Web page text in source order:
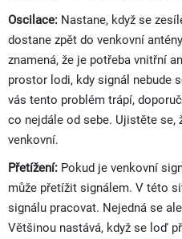
Oscilace: Nastane, když se
dostane zpět do venkovní
znamená, že je potřeba vnitřní
prostor lodi, kdy signál nebude
vás tento problém trápí,
co nejdále od sebe. Ujistěte se,
venkovní.
Přetížení: Pokud je venkovní
může přetížit signálem. V této
signálu pracovat. Nejedná se
Většinou nastává, když se loď